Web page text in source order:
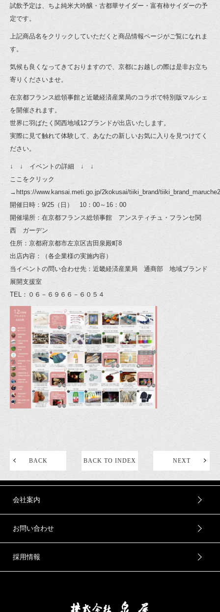
試飲予定は、 ちよ純米大吟醸 ・ 古都華サイダー ・ 富有柿サイダーの予
定です。
上記商品名をクリックしていただくと商品情報ページがご覧になれま
す。
気候も良くなってきておりますので、京都にお越しの際は是非お立ち
寄りくださいませ。
在京都フランス総領事館と近畿経済産業局のコラボで特別版マルシェ
を開催されます。
世界に羽ばたく関西地域12ブランドが出店いたします。
実際に見て触れて体験して、あなたの新しいお気に入りを見つけてく
ださい。
↓ ↓ イベントの詳細 ↓ ↓
ここをクリック
→https://www.kansai.meti.go.jp/2kokusai/tiiki_brand/
開催日時：9/25（日） 10：00～16：00
開催場所：在京都フランス総領事館 アンスティチュ・フランセ関
西 ガーデン
住所：京都府京都市左京区吉田泉殿町8
出店内容：（各企業様の実施内容）
当イベントの問い合わせ先：近畿経済産業局 通商部 地域ブランド
展開支援室
TEL：０６－６９６６－６０５４
BACK BACK TO INDEX NEXT
会社案内
お問い合わせ
採用情報